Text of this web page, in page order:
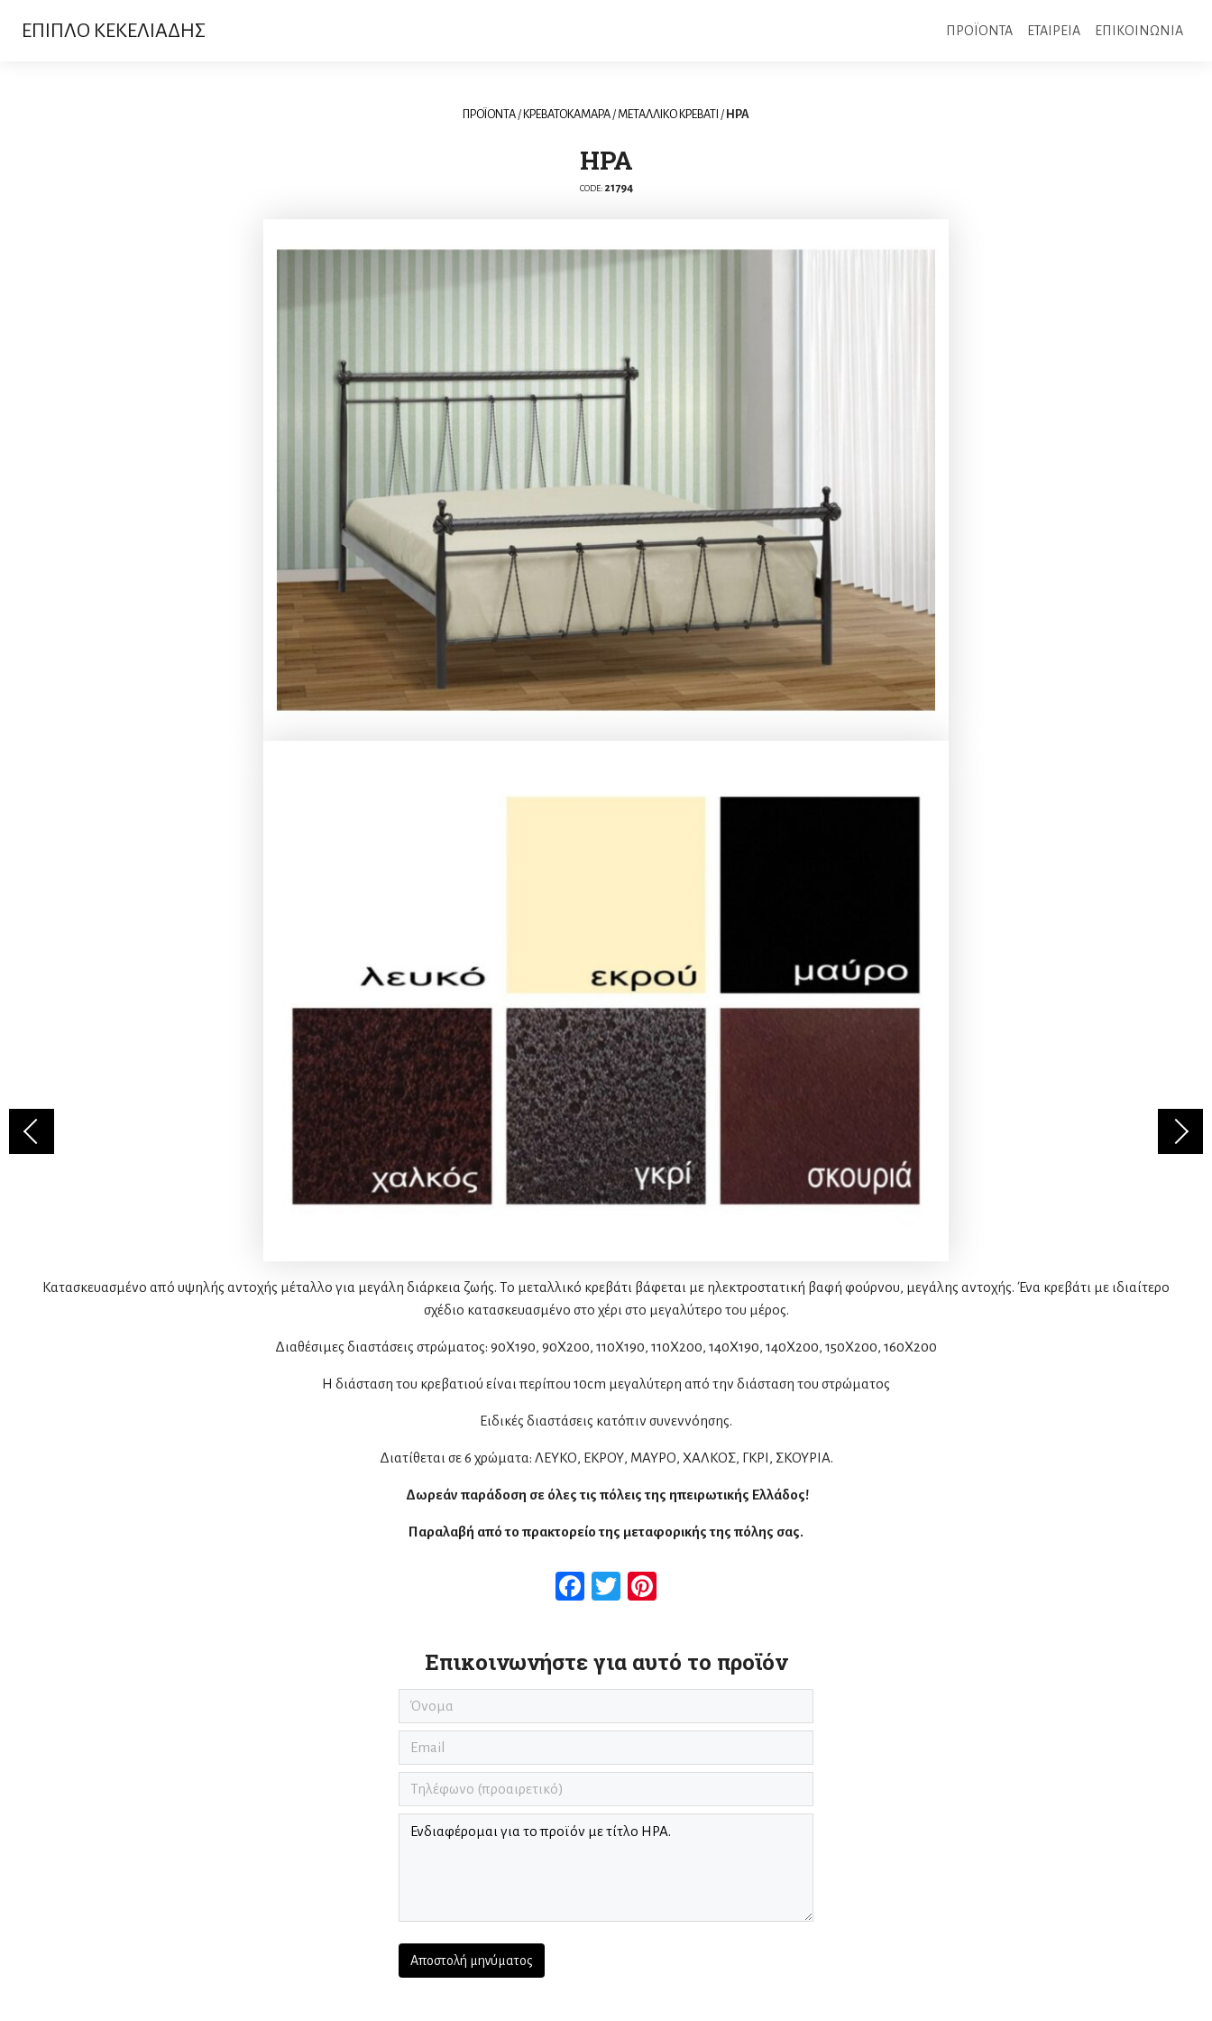
ΕΠΙΠΛΟ ΚΕΚΕΛΙΑΔΗΣ ΠΡΟΪΟΝΤΑ ΕΤΑΙΡΕΙΑ ΕΠΙΚΟΙΝΩΝΙΑ
ΠΡΟΪΟΝΤΑ / ΚΡΕΒΑΤΟΚΑΜΑΡΑ /ΜΕΤΑΛΛΙΚΟ ΚΡΕΒΑΤΙ / ΗΡΑ
ΗΡΑ
CODE: 21794
Κατασκευασμένο από υψηλής αντοχής μέταλλο για μεγάλη διάρκεια ζωής. Το μεταλλικό κρεβάτι βάφεται με ηλεκτροστατική βαφή φούρνου, μεγάλης αντοχής. Ένα κρεβάτι με ιδιαίτερο
σχέδιο κατασκευασμένο στο χέρι στο μεγαλύτερο του μέρος.
Διαθέσιμες διαστάσεις στρώματος: 90Χ190, 90X200, 110Χ190, 110X200, 140Χ190, 140X200, 150Χ200, 160Χ200
Η διάσταση του κρεβατιού είναι περίπου 10cm μεγαλύτερη από την διάσταση του στρώματος
Ειδικές διαστάσεις κατόπιν συνεννόησης.
Διατίθεται σε 6 χρώματα: ΛΕΥΚΟ, ΕΚΡΟΥ, ΜΑΥΡΟ, ΧΑΛΚΟΣ, ΓΚΡΙ, ΣΚΟΥΡΙΑ.
Δωρεάν παράδοση σε όλες τις πόλεις της ηπειρωτικής Ελλάδος!
Παραλαβή από το πρακτορείο της μεταφορικής της πόλης σας.
Facebook
Twitter
Επικοινωνήστε για αυτό το προϊόν